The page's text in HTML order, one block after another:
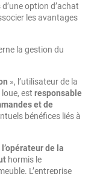
option d’achat
les avantages
la gestion du
», l’utilisateur de la
loue, est responsable
et de
bénéfices liés à
l’opérateur de la
hormis le
L’entreprise